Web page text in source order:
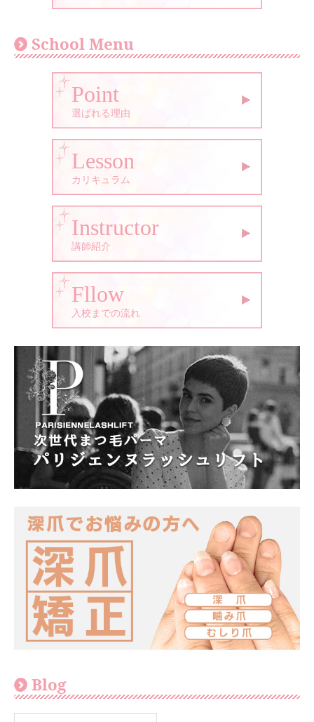
School Menu
Point
選ばれる理由
Lesson
カリキュラム
Instructor
講師紹介
Fllow
入校までの流れ
Blog